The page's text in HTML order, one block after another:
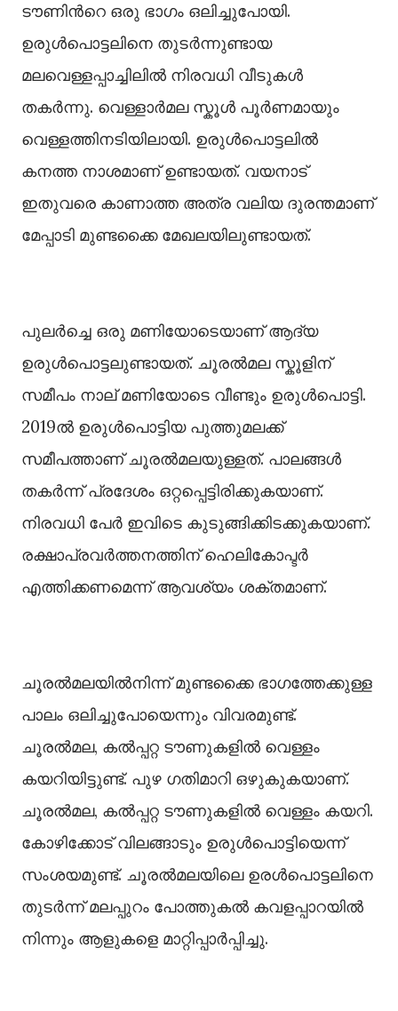
ടൗണിന്‍റെ ഒരു ഭാഗം ഒലിച്ചുപോയി.
ഉരുള്‍പൊട്ടലിനെ തുടര്‍ന്നുണ്ടായ
മലവെള്ളപ്പാച്ചിലില്‍ നിരവധി വീടുകള്‍
തകര്‍ന്നു. വെള്ളാര്‍മല സ്കൂള്‍ പൂര്‍ണമായും
വെള്ളത്തിനടിയിലായി. ഉരുള്‍പൊട്ടലില്‍
കനത്ത നാശമാണ് ഉണ്ടായത്. വയനാട്
ഇതുവരെ കാണാത്ത അത്ര വലിയ ദുരന്തമാണ്
മേപ്പാടി മുണ്ടക്കൈ മേഖലയിലുണ്ടായത്.
പുലർച്ചെ ഒരു മണിയോടെയാണ് ആദ്യ
ഉരുൾപൊട്ടലുണ്ടായത്. ചൂരൽമല സ്കൂളിന്
സമീപം നാല് മണിയോടെ വീണ്ടും ഉരുൾപൊട്ടി.
2019ൽ ഉരുൾപൊട്ടിയ പുത്തുമലക്ക്
സമീപത്താണ് ചൂരൽമലയുള്ളത്. പാലങ്ങൾ
തകർന്ന് പ്രദേശം ഒറ്റപ്പെട്ടിരിക്കുകയാണ്.
നിരവധി പേര്‍ ഇവിടെ കുടുങ്ങിക്കിടക്കുകയാണ്.
രക്ഷാപ്രവർത്തനത്തിന് ഹെലികോപ്ടർ
എത്തിക്കണമെന്ന് ആവശ്യം ശക്തമാണ്.
ചൂരൽമലയിൽനിന്ന് മുണ്ടക്കൈ ഭാഗത്തേക്കുള്ള
പാലം ഒലിച്ചുപോയെന്നും വിവരമുണ്ട്.
ചൂരൽമല, കൽപ്പറ്റ ടൗണുകളിൽ വെള്ളം
കയറിയിട്ടുണ്ട്. പുഴ ഗതിമാറി ഒഴുകുകയാണ്.
ചൂരൽമല, കൽപ്പറ്റ ടൗണുകളിൽ വെള്ളം കയറി.
കോഴിക്കോട് വിലങ്ങാടും ഉരുൾപൊട്ടിയെന്ന്
സംശയമുണ്ട്. ചൂരൽമലയിലെ ഉരൾപൊട്ടലിനെ
തുടർന്ന് മലപ്പുറം പോത്തുകൽ കവളപ്പാറയിൽ
നിന്നും ആളുകളെ മാറ്റിപ്പാര്‍പ്പിച്ചു.